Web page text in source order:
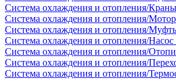
Система охлаждения и отопления/Краны
Система охлаждения и отопления/
Система охлаждения и отопления/
Система охлаждения и отопления/Насос
Система охлаждения и отопления/
Система охлаждения и отопления/
Система охлаждения и отопления/